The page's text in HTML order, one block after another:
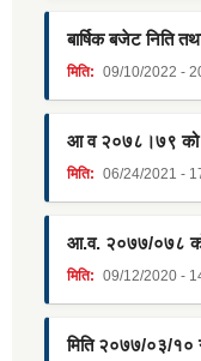
बार्षिक बजेट निति
मिति: 09/10/2022 -
आ व २०७८।७९ को
मिति: 06/24/2021 -
आ.व. २०७७/०७८ को
मिति: 09/12/2020 -
मिति २०७७/०३/१०